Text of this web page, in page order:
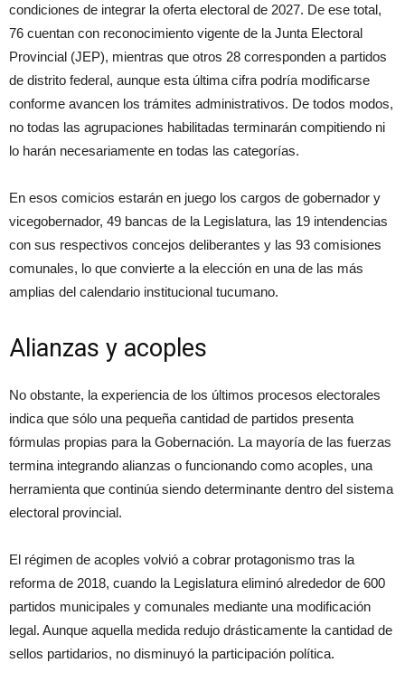
condiciones de integrar la oferta electoral de 2027. De ese total,
76 cuentan con reconocimiento vigente de la Junta Electoral
Provincial (JEP), mientras que otros 28 corresponden a partidos
de distrito federal, aunque esta última cifra podría modificarse
conforme avancen los trámites administrativos. De todos modos,
no todas las agrupaciones habilitadas terminarán compitiendo ni
lo harán necesariamente en todas las categorías.
En esos comicios estarán en juego los cargos de gobernador y
vicegobernador, 49 bancas de la Legislatura, las 19 intendencias
con sus respectivos concejos deliberantes y las 93 comisiones
comunales, lo que convierte a la elección en una de las más
amplias del calendario institucional tucumano.
Alianzas y acoples
No obstante, la experiencia de los últimos procesos electorales
indica que sólo una pequeña cantidad de partidos presenta
fórmulas propias para la Gobernación. La mayoría de las fuerzas
termina integrando alianzas o funcionando como acoples, una
herramienta que continúa siendo determinante dentro del sistema
electoral provincial.
El régimen de acoples volvió a cobrar protagonismo tras la
reforma de 2018, cuando la Legislatura eliminó alrededor de 600
partidos municipales y comunales mediante una modificación
legal. Aunque aquella medida redujo drásticamente la cantidad de
sellos partidarios, no disminuyó la participación política.